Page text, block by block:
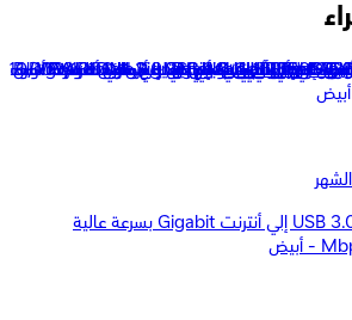
مانهتن محول من USB 3.0 إلي أنترنت Gigabit بسرعة عالية